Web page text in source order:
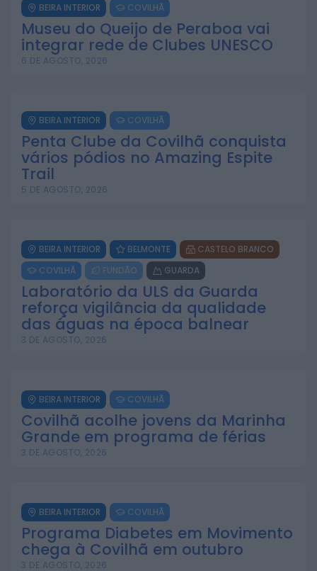
BEIRA INTERIOR COVILHÃ
Museu do Queijo de Peraboa vai
integrar rede de Clubes UNESCO
6 DE AGOSTO, 2026
BEIRA INTERIOR COVILHÃ
Penta Clube da Covilhã conquista
vários pódios no Amazing Espite
Trail
5 DE AGOSTO, 2026
BEIRA INTERIOR BELMONTE
CASTELO BRANCO
COVILHÃ
FUNDÃO GUARDA
Laboratório da ULS da Guarda
reforça vigilância da qualidade
das águas na época balnear
3 DE AGOSTO, 2026
BEIRA INTERIOR COVILHÃ
Covilhã acolhe jovens da Marinha
Grande em programa de férias
3 DE AGOSTO, 2026
BEIRA INTERIOR COVILHÃ
Programa Diabetes em Movimento
chega à Covilhã em outubro
3 DE AGOSTO, 2026